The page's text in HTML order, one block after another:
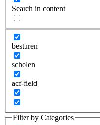
Search in content
besturen
scholen
acf-field
Filter by Categories